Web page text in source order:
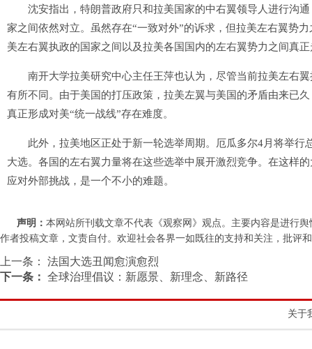
沈安指出，特朗普政府只和拉美国家的中右翼领导人进行沟通
家之间依然对立。虽然存在“一致对外”的诉求，但拉美左右翼势
美左右翼执政的国家之间以及拉美各国国内的左右翼势力之间真
南开大学拉美研究中心主任王萍也认为，尽管当前拉美左右翼
有所不同。由于美国的打压政策，拉美左翼与美国的矛盾由来已
真正形成对美“统一战线”存在难度。
此外，拉美地区正处于新一轮选举周期。厄瓜多尔4月将举行
大选。各国的左右翼力量将在这些选举中展开激烈竞争。在这样
应对外部挑战，是一个不小的难题。
声明： 本网站所刊载文章不代表《观察网》观点。主要内容是进行
作者投稿文章，文责自付。欢迎社会各界一如既往的支持和关注，批评和
上一条：
法国大选丑闻愈演愈烈
下一条： 全球治理倡议：新愿景、新理念、新路径
关于